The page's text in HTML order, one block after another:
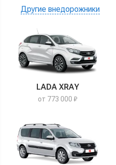
Другие внедорожники
LADA XRAY
от 773 000 ₽